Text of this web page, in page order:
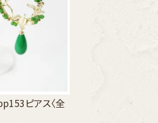
ピアス〈全